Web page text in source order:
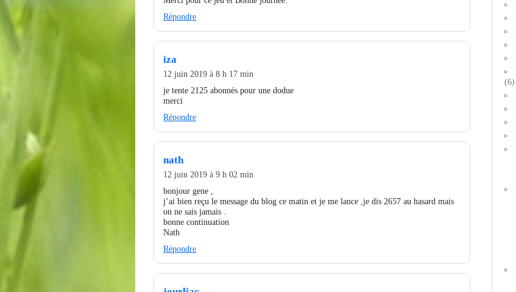
Répondre
iza
12 juin 2019 à 8 h 17 min
je tente 2125 abonnés pour une dodue
merci
Répondre
nath
12 juin 2019 à 9 h 02 min
bonjour gene ,
j’ai bien reçu le message du blog ce matin et je me lance ,je dis 2657 au hasard mais
on ne sais jamais .
bonne continuation
Nath
Répondre
(6)